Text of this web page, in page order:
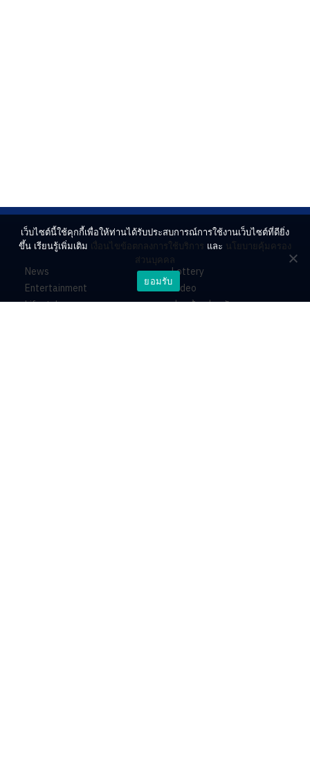
News
Entertainment
Lifestyle
Lottery
Video
ร่วมด้วยช่วยกัน
เว็บไซต์นี้ใช้คุกกี้เพื่อให้ท่านได้รับประสบการณ์การใช้งานเว็บไซต์ที่ดียิ่ง
ขึ้น เรียนรู้เพิ่มเติม เงื่อนไขข้อตกลงการใช้บริการ และ นโยบายคุ้มครอง
ส่วนบุคคล
ยอมรับ